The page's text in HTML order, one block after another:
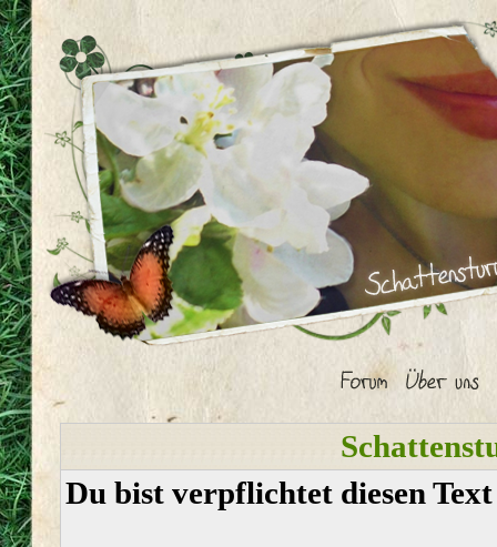
Du bist verpflichtet diesen